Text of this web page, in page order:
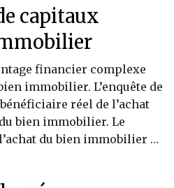
capitaux
financier complexe
immobilier. L’enquête de
réel de l’achat
bien immobilier. Le
du bien immobilier …